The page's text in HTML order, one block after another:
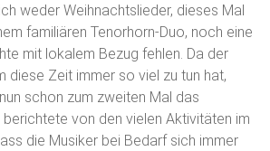
weder Weihnachtslieder, dieses Mal
familiären Tenorhorn-Duo, noch eine
mit lokalem Bezug fehlen. Da der
diese Zeit immer so viel zu tun hat,
schon zum zweiten Mal das
berichtete von den vielen Aktivitäten im
die Musiker bei Bedarf sich immer